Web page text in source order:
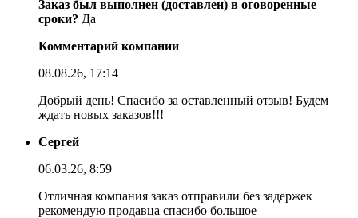
Заказ был выполнен (доставлен) в оговоренные
сроки? Да
Комментарий компании
08.08.26, 17:14
Добрый день! Спасибо за оставленный отзыв! Будем
ждать новых заказов!!!
Сергей
06.03.26, 8:59
Отличная компания заказ отправили без задержек
рекомендую продавца спасибо большое